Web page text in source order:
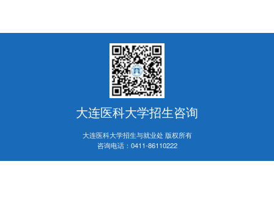
大连医科大学招生咨询
大连医科大学招生与就业处 版权所有
咨询电话： 0411-86110222